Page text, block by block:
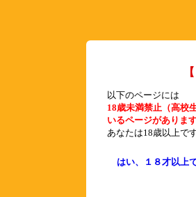
以下のページには
18歳未満禁止（高校
いるページがありま
あなたは18歳以上で
はい、１８才以上